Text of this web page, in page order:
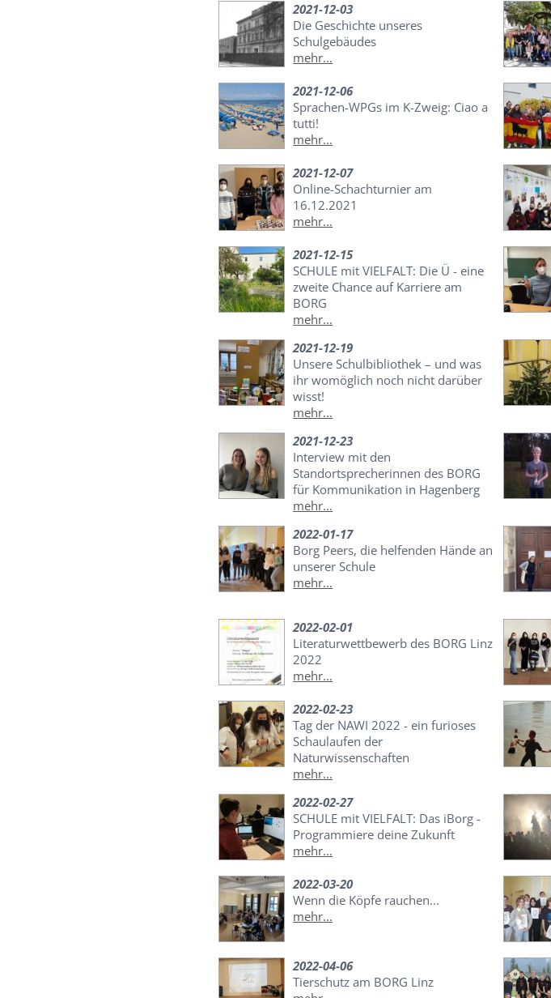
2021-12-03
Die Geschichte unseres
Schulgebäudes
mehr...
2021-12-06
Sprachen-WPGs im K-Zweig: Ciao a
tutti!
mehr...
2021-12-07
Online-Schachturnier am
16.12.2021
mehr...
2021-12-15
SCHULE mit VIELFALT: Die Ü - eine
zweite Chance auf Karriere am
BORG
mehr...
2021-12-19
Unsere Schulbibliothek – und was
ihr womöglich noch nicht darüber
wisst!
mehr...
2021-12-23
Interview mit den
Standortsprecherinnen des BORG
für Kommunikation in Hagenberg
mehr...
2022-01-17
Borg Peers, die helfenden Hände an
unserer Schule
mehr...
2022-02-01
Literaturwettbewerb des BORG Linz
2022
mehr...
2022-02-23
Tag der NAWI 2022 - ein furioses
Schaulaufen der
Naturwissenschaften
mehr...
2022-02-27
SCHULE mit VIELFALT: Das iBorg -
Programmiere deine Zukunft
mehr...
2022-03-20
Wenn die Köpfe rauchen...
mehr...
2022-04-06
Tierschutz am BORG Linz